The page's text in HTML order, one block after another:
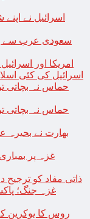
اسرائیل نے
سعودی عرب سے
امریکا اور
اسرائیل کی کئی
حماس نہ بچاتی
حماس نہ بچاتی
ذاتی مفاد کو ترجیح دینے پر3 افغان کرکٹرز
غزہ جنگ؛
روس کا یوکرین